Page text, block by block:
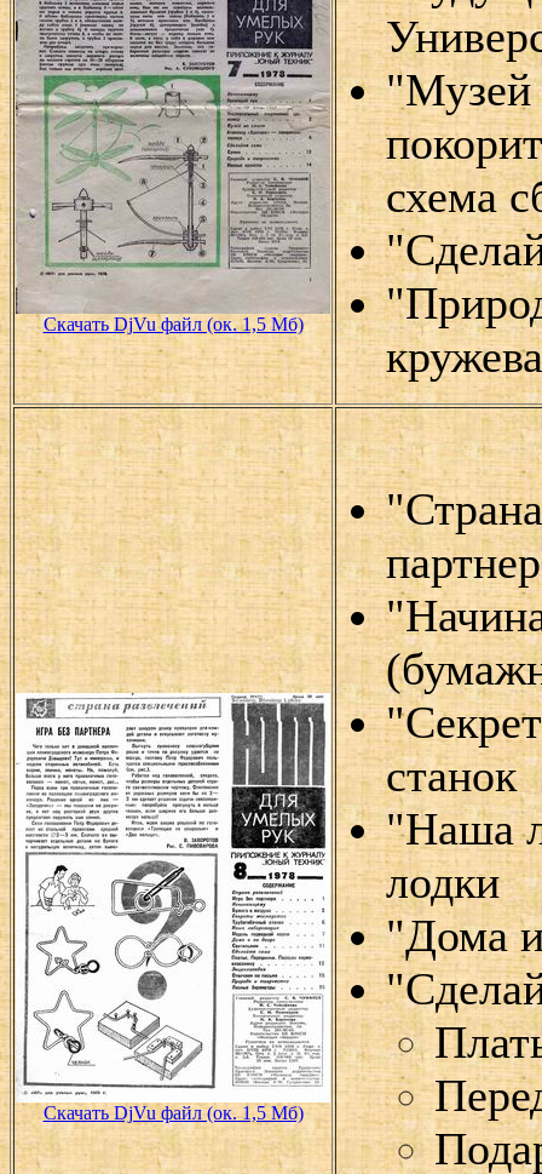
Скачать DjVu файл (ок. 1,5 Мб)
"Музей
схема
кружева
Скачать DjVu файл (ок. 1,5 Мб)
станок
"Наша
лодки
"Дома